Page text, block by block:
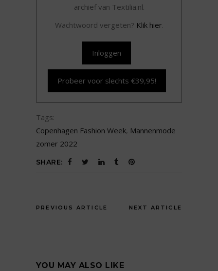
archief van Textilia.nl.
Wachtwoord vergeten? Klik hier.
Inloggen
Probeer voor slechts €39,95!
Tags:
Copenhagen Fashion Week, Mannenmode
zomer 2022
SHARE:
PREVIOUS ARTICLE NEXT ARTICLE
YOU MAY ALSO LIKE